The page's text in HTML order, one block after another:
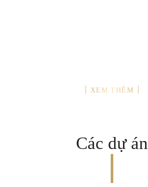
XEM THÊM
Các dự án